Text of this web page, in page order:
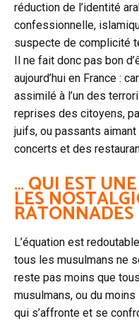
réduction de l’identité
confessionnelle,
suspecte de complicité
Il ne fait donc pas bon
aujourd’hui en France :
assimilé à l’un des
reprises des citoyens,
juifs, ou passants
concerts et des
… QUI EST
LES
RATONNADES
L’équation est
tous les musulmans ne
reste pas moins que
musulmans, ou du
qui s’affronte et se